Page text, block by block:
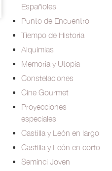
Españoles
Punto de Encuentro
Tiempo de Historia
Alquimias
Memoria y Utopía
Constelaciones
Cine Gourmet
Proyecciones
especiales
Castilla y León en largo
Castilla y León en corto
Seminci Joven